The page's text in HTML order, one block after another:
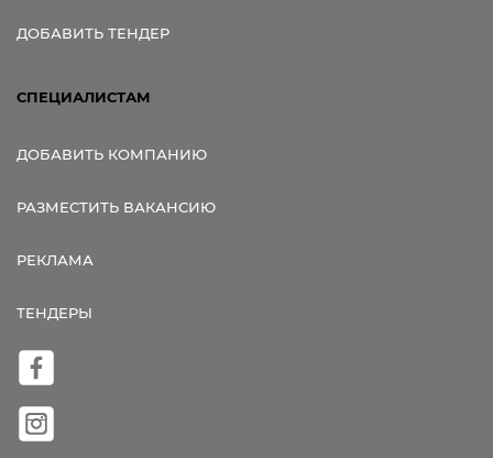
ДОБАВИТЬ ТЕНДЕР
СПЕЦИАЛИСТАМ
ДОБАВИТЬ КОМПАНИЮ
РАЗМЕСТИТЬ ВАКАНСИЮ
РЕКЛАМА
ТЕНДЕРЫ